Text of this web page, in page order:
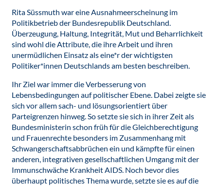
Rita Süssmuth war eine Ausnahmeerscheinung im
Politikbetrieb der Bundesrepublik Deutschland.
Überzeugung, Haltung, Integrität, Mut und Beharrlichkeit
sind wohl die Attribute, die ihre Arbeit und ihren
unermüdlichen Einsatz als eine*r der wichtigsten
Politiker*innen Deutschlands am besten beschreiben.
Ihr Ziel war immer die Verbesserung von
Lebensbedingungen auf politischer Ebene. Dabei zeigte sie
sich vor allem sach- und lösungsorientiert über
Parteigrenzen hinweg. So setzte sie sich in ihrer Zeit als
Bundesministerin schon früh für die Gleichberechtigung
und Frauenrechte besonders im Zusammenhang mit
Schwangerschaftsabbrüchen ein und kämpfte für einen
anderen, integrativen gesellschaftlichen Umgang mit der
Immunschwäche Krankheit AIDS. Noch bevor dies
überhaupt politisches Thema wurde, setzte sie es auf die